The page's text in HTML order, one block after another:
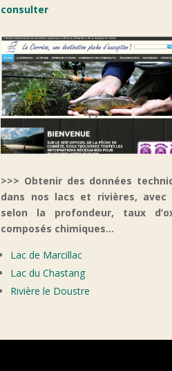
consulter
>>> Obtenir des données
dans nos lacs et rivières,
selon la profondeur, taux
composés chimiques…
Lac de Marcillac
Lac du Chastang
Rivière le Doustre